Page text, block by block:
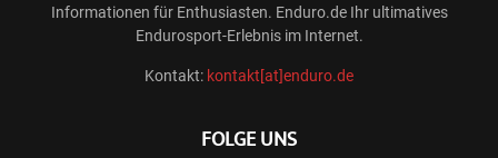
Informationen für Enthusiasten. Enduro.de Ihr ultimatives
Endurosport-Erlebnis im Internet.
Kontakt: kontakt[at]enduro.de
FOLGE UNS